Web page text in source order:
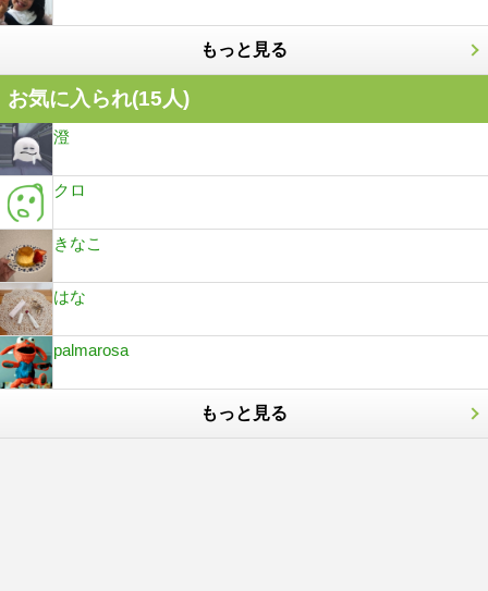
もっと見る
お気に入られ(15人)
澄
クロ
きなこ
はな
palmarosa
もっと見る